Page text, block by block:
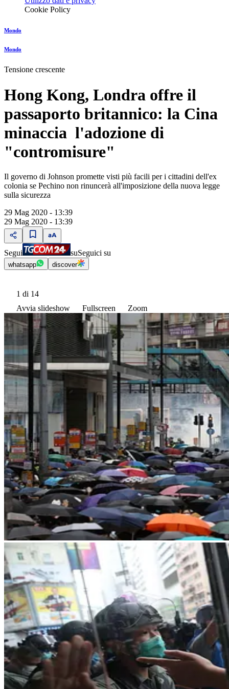
Cookie Policy
Mondo
Mondo
Tensione crescente
Hong Kong, Londra offre il
passaporto britannico: la Cina
minaccia l'adozione di
"contromisure"
Il governo di Johnson promette visti più facili per i cittadini dell'ex
colonia se Pechino non rinuncerà all'imposizione della nuova legge
sulla sicurezza
29 Mag 2020 - 13:39
29 Mag 2020 - 13:39
Segui suSeguici su
whatsapp discover
1 di 14
Avvia slideshow
Fullscreen Zoom